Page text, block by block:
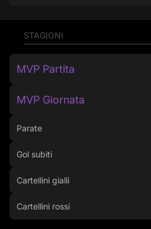
STAGIONI
MVP Partita
MVP Giornata
Parate
Gol subiti
Cartellini gialli
Cartellini rossi